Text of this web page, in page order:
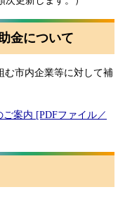
金について
市内企業等に対して補
案内 [PDFファイル／